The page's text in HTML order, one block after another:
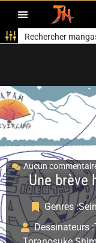
Aucun
Une brève
Genres :
Dessinateurs :